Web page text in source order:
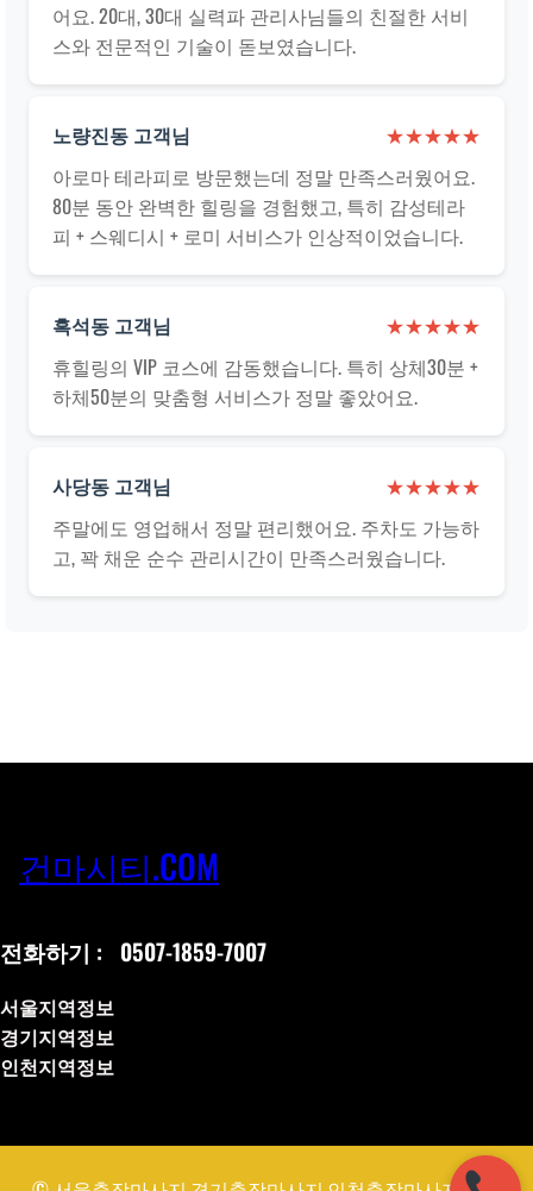
어요. 20대, 30대 실력파 관리사님들의 친절한 서비
스와 전문적인 기술이 돋보였습니다.
노량진동 고객님
★★★★★
아로마 테라피로 방문했는데 정말 만족스러웠어요.
80분 동안 완벽한 힐링을 경험했고, 특히 감성테라
피 + 스웨디시 + 로미 서비스가 인상적이었습니다.
흑석동 고객님
★★★★★
휴힐링의 VIP 코스에 감동했습니다. 특히 상체30분 +
하체50분의 맞춤형 서비스가 정말 좋았어요.
사당동 고객님
★★★★★
주말에도 영업해서 정말 편리했어요. 주차도 가능하
고, 꽉 채운 순수 관리시간이 만족스러웠습니다.
건마시티.COM
전화하기 : 0507-1859-7007
서울지역정보
경기지역정보
인천지역정보